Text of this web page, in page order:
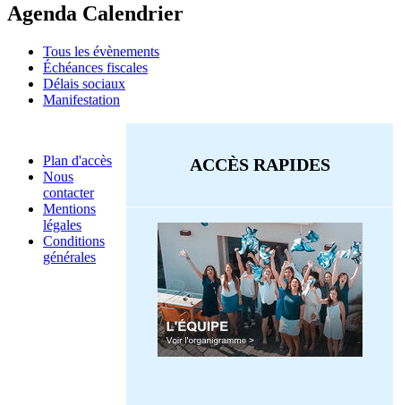
Agenda Calendrier
Tous les évènements
Échéances fiscales
Délais sociaux
Manifestation
ACCÈS RAPIDES
Plan d'accès
Nous
contacter
Mentions
légales
Conditions
générales